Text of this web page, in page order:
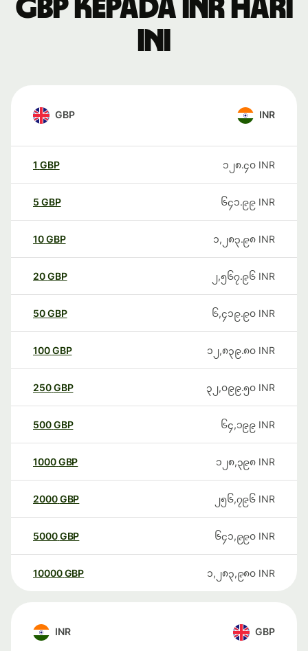
GBP kepada INR hari
ini
GBP INR
1 GBP ၁၂၈.၄၀ INR
5 GBP ၆၄၁.၉၉ INR
10GBP ၁,၂၈၃.၉၈ INR
20GBP ၂,၅၆၇.၉၆ INR
50GBP ၆,၄၁၉.၉၀ INR
100GBP ၁၂,၈၃၉.၈၀ INR
250GBP ၃၂,၀၉၉.၅၀ INR
500GBP ၆၄,၁၉၉ INR
1000GBP ၁၂၈,၃၉၈ INR
2000GBP ၂၅၆,၇၉၆ INR
5000GBP ၆၄၁,၉၉၀ INR
10000 GBP ၁,၂၈၃,၉၈၀ INR
INR GBP